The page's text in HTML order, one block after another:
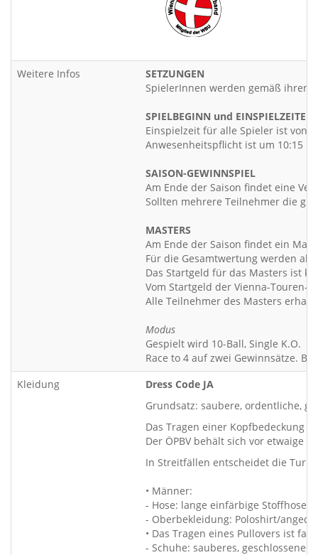
Weitere Infos
SETZUNGEN
SpielerInnen werden gemäß ihren
SPIELBEGINN und EINSPIELZEITEN
Einspielzeit für alle Spieler ist von
Anwesenheitspflicht ist um 10:15
SAISON-GEWINNSPIEL
Am Ende der Saison findet eine
Sollten mehrere Teilnehmer die
MASTERS
Am Ende der Saison findet ein
Für die Gesamtwertung werden
Das Startgeld für das Masters ist
Vom Startgeld der Vienna-Touren-
Alle Teilnehmer des Masters
Modus
Gespielt wird 10-Ball, Single K.O.
Race to 4 auf zwei Gewinnsätze.
Kleidung
Dress Code JA
Grundsatz: saubere, ordentliche,
Das Tragen einer Kopfbedeckung
Der ÖPBV behält sich vor etwaige
In Streitfällen entscheidet die
• Männer:
- Hose: lange einfärbige Stoffhose
- Oberbekleidung: Poloshirt/
• Das Tragen eines Pullovers ist
- Schuhe: sauberes,